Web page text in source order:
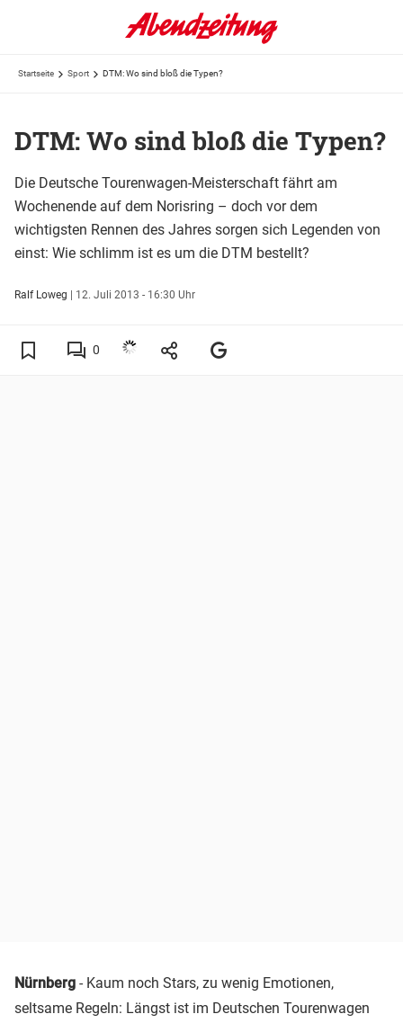
Startseite Sport DTM: Wo sind bloß die Typen?
DTM: Wo sind bloß die Typen?
Die Deutsche Tourenwagen-Meisterschaft fährt am
Wochenende auf dem Norisring – doch vor dem
wichtigsten Rennen des Jahres sorgen sich Legenden von
einst: Wie schlimm ist es um die DTM bestellt?
Ralf Loweg | 12. Juli 2013 - 16:30 Uhr
0
Nürnberg - Kaum noch Stars, zu wenig Emotionen,
seltsame Regeln: Längst ist im Deutschen Tourenwagen